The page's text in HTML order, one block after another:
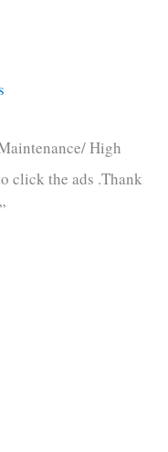
High
click the ads .Thank